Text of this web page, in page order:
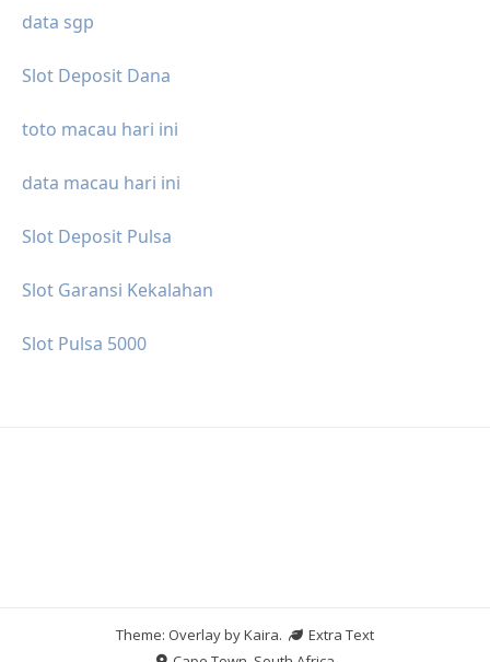
data sgp
Slot Deposit Dana
toto macau hari ini
data macau hari ini
Slot Deposit Pulsa
Slot Garansi Kekalahan
Slot Pulsa 5000
Theme: Overlay byKaira.
Extra Text